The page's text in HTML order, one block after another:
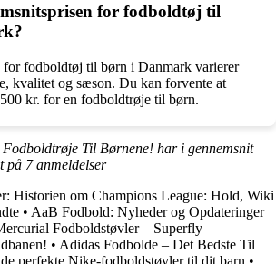
for fodboldtøj til
for fodboldtøj til børn i Danmark varierer
kvalitet og sæson. Du kan forvente at
kr. for en fodboldtrøje til børn.
Til Børnene! har i gennemsnit
på 7anmeldelser
Historien om Champions League: Hold, Wiki
• AaB Fodbold: Nyheder og Opdateringer
Fodboldstøvler – Superfly
• Adidas Fodbolde – Det Bedste Til
perfekte Nike-fodboldstøvler til dit barn •